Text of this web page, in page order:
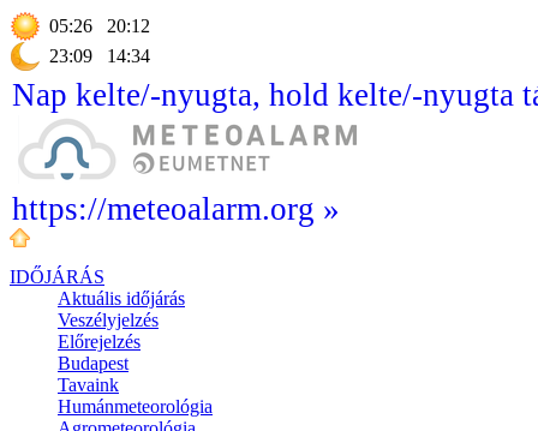
05:26
20:12
23:09
14:34
Nap kelte/-nyugta, hold kelte/-nyugta
https://meteoalarm.org »
IDŐJÁRÁS
Aktuális időjárás
Veszélyjelzés
Előrejelzés
Budapest
Tavaink
Humánmeteorológia